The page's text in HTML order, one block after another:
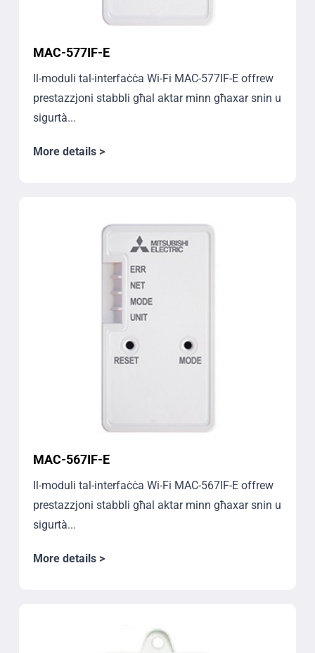
MAC-577IF-E
Il-moduli tal-interfaċċa Wi-Fi MAC-577IF-E offrew
prestazzjoni stabbli għal aktar minn għaxar snin u
sigurtà...
More details >
MAC-567IF-E
Il-moduli tal-interfaċċa Wi-Fi MAC-567IF-E offrew
prestazzjoni stabbli għal aktar minn għaxar snin u
sigurtà...
More details >